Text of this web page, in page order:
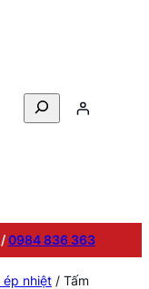
Search
0984 836 363
ép nhiệt/ Tấm